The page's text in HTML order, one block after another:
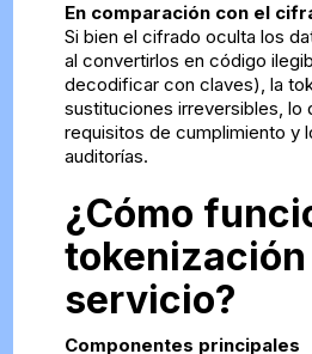
En comparación con el
Si bien el cifrado oculta los
al convertirlos en código
decodificar con claves), la
sustituciones irreversibles, lo
requisitos de cumplimiento y
auditorías.
¿Cómo
servicio?
Componentes principales